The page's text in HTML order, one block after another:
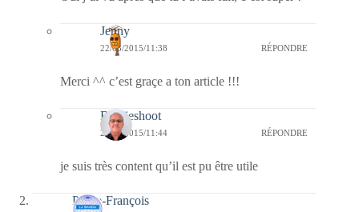
Jenny
22/03/2015/11:38 RÉPONDRE
Merci ^^ c’est graçe a ton article !!!
Bernieshoot
22/03/2015/11:44 RÉPONDRE
je suis très content qu’il est pu être utile
Pierre-François